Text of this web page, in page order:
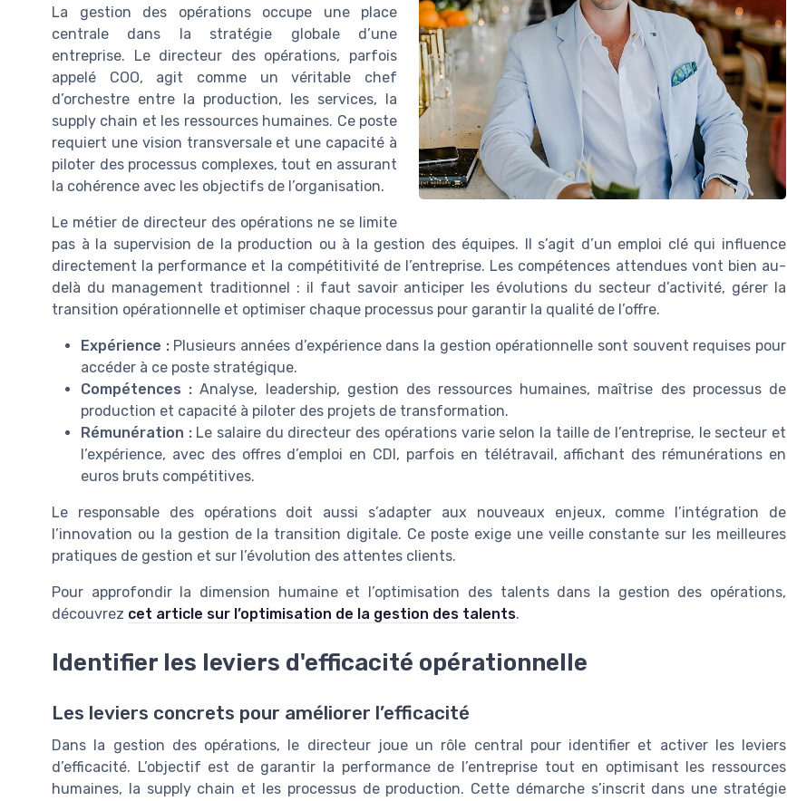
La gestion des opérations occupe une place
centrale dans la stratégie globale d’une
entreprise. Le directeur des opérations, parfois
appelé COO, agit comme un véritable chef
d’orchestre entre la production, les services, la
supply chain et les ressources humaines. Ce poste
requiert une vision transversale et une capacité à
piloter des processus complexes, tout en assurant
la cohérence avec les objectifs de l’organisation.
Le métier de directeur des opérations ne se limite
pas à la supervision de la production ou à la gestion des équipes. Il s’agit d’un emploi clé qui influence
directement la performance et la compétitivité de l’entreprise. Les compétences attendues vont bien au-
delà du management traditionnel : il faut savoir anticiper les évolutions du secteur d’activité, gérer la
transition opérationnelle et optimiser chaque processus pour garantir la qualité de l’offre.
Expérience :Plusieurs années d’expérience dans la gestion opérationnelle sont souvent requises pour
accéder à ce poste stratégique.
Compétences : Analyse, leadership, gestion des ressources humaines, maîtrise des processus de
production et capacité à piloter des projets de transformation.
Rémunération :Le salaire du directeur des opérations varie selon la taille de l’entreprise, le secteur et
l’expérience, avec des offres d’emploi en CDI, parfois en télétravail, affichant des rémunérations en
euros bruts compétitives.
Le responsable des opérations doit aussi s’adapter aux nouveaux enjeux, comme l’intégration de
l’innovation ou la gestion de la transition digitale. Ce poste exige une veille constante sur les meilleures
pratiques de gestion et sur l’évolution des attentes clients.
Pour approfondir la dimension humaine et l’optimisation des talents dans la gestion des opérations,
découvrez cet article sur l’optimisation de la gestion des talents.
Identifier les leviers d'efficacité opérationnelle
Les leviers concrets pour améliorer l’efficacité
Dans la gestion des opérations, le directeur joue un rôle central pour identifier et activer les leviers
d’efficacité. L’objectif est de garantir la performance de l’entreprise tout en optimisant les ressources
humaines, la supply chain et les processus de production. Cette démarche s’inscrit dans une stratégie